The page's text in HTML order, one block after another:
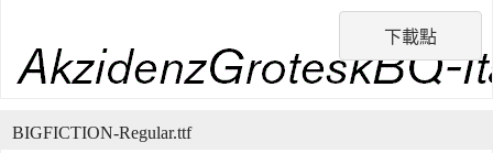
下載點
BIGFICTION-Regular.ttf